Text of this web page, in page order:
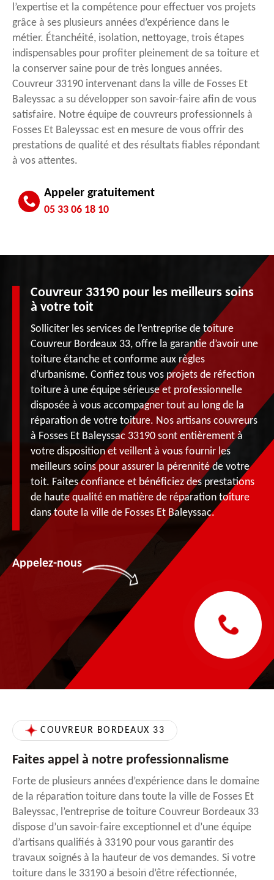
l’expertise et la compétence pour effectuer vos projets
grâce à ses plusieurs années d’expérience dans le
métier. Étanchéité, isolation, nettoyage, trois étapes
indispensables pour profiter pleinement de sa toiture et
la conserver saine pour de très longues années.
Couvreur 33190 intervenant dans la ville de Fosses Et
Baleyssac a su développer son savoir-faire afin de vous
satisfaire. Notre équipe de couvreurs professionnels à
Fosses Et Baleyssac est en mesure de vous offrir des
prestations de qualité et des résultats fiables répondant
à vos attentes.
Appeler gratuitement
05 33 06 18 10
Couvreur 33190 pour les meilleurs soins
à votre toit
Solliciter les services de l’entreprise de toiture
Couvreur Bordeaux 33, offre la garantie d’avoir une
toiture étanche et conforme aux règles
d’urbanisme. Confiez tous vos projets de réfection
toiture à une équipe sérieuse et professionnelle
disposée à vous accompagner tout au long de la
réparation de votre toiture. Nos artisans couvreurs
à Fosses Et Baleyssac 33190 sont entièrement à
votre disposition et veillent à vous fournir les
meilleurs soins pour assurer la pérennité de votre
toit. Faites confiance et bénéficiez des prestations
de haute qualité en matière de réparation toiture
dans toute la ville de Fosses Et Baleyssac.
Appelez-nous
COUVREUR BORDEAUX 33
Faites appel à notre professionnalisme
Forte de plusieurs années d’expérience dans le domaine
de la réparation toiture dans toute la ville de Fosses Et
Baleyssac, l’entreprise de toiture Couvreur Bordeaux 33
dispose d’un savoir-faire exceptionnel et d’une équipe
d’artisans qualifiés à 33190 pour vous garantir des
travaux soignés à la hauteur de vos demandes. Si votre
toiture dans le 33190 a besoin d’être réfectionnée,